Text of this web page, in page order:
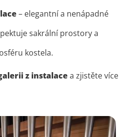
– elegantní a nenápadné
sakrální prostory a
kostela.
z instalacea zjistěte více